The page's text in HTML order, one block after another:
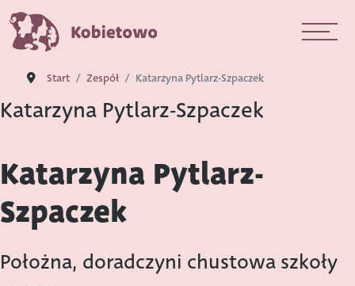
Start Zespół Katarzyna Pytlarz-Szpaczek
Katarzyna Pytlarz-Szpaczek
Katarzyna Pytlarz-
Szpaczek
Położna, doradczyni chustowa szkoły